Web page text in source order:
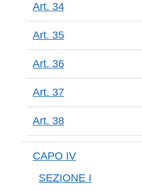
Art. 34
Art. 35
Art. 36
Art. 37
Art. 38
CAPO IV
SEZIONE I